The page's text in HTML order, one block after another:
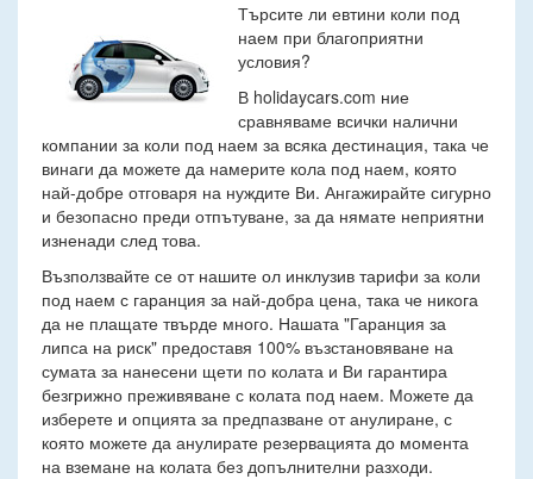
Търсите ли евтини коли под
наем при благоприятни
условия?
В holidaycars.com ние
сравняваме всички налични
компании за коли под наем за всяка дестинация, така че
винаги да можете да намерите кола под наем, която
най-добре отговаря на нуждите Ви. Ангажирайте сигурно
и безопасно преди отпътуване, за да нямате неприятни
изненади след това.
Възползвайте се от нашите ол инклузив тарифи за коли
под наем с гаранция за най-добра цена, така че никога
да не плащате твърде много. Нашата "Гаранция за
липса на риск" предоставя 100% възстановяване на
сумата за нанесени щети по колата и Ви гарантира
безгрижно преживяване с колата под наем. Можете да
изберете и опцията за предпазване от анулиране, с
която можете да анулирате резервацията до момента
на вземане на колата без допълнителни разходи.